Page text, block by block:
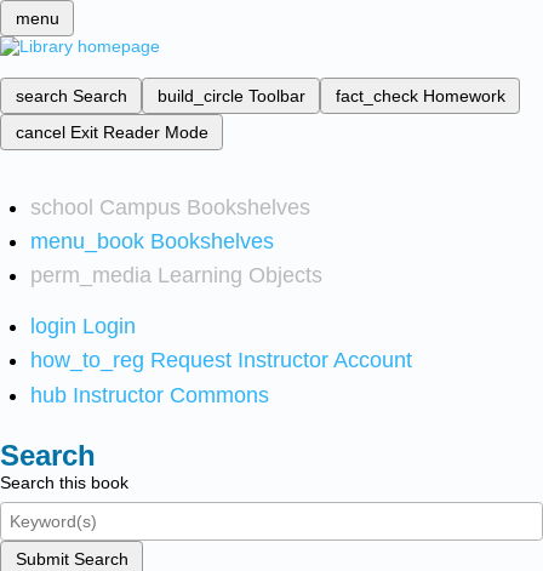
menu
search Search build_circle Toolbar fact_check Homework
cancel Exit Reader Mode
school Campus Bookshelves
menu_book Bookshelves
perm_media Learning Objects
login Login
how_to_reg Request Instructor Account
hub Instructor Commons
Search
Search this book
Submit Search